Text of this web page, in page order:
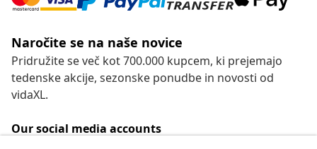
Naročite se na naše novice
Pridružite se več kot 700.000 kupcem, ki prejemajo
tedenske akcije, sezonske ponudbe in novosti od
vidaXL.
Our social media accounts